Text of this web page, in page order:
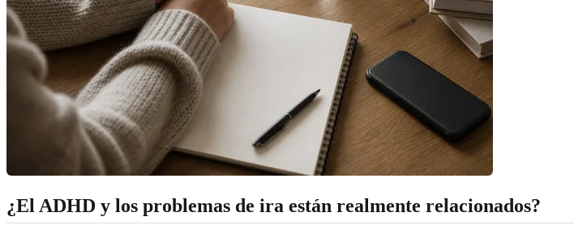
¿El ADHD y los problemas de ira están realmente relacionados?